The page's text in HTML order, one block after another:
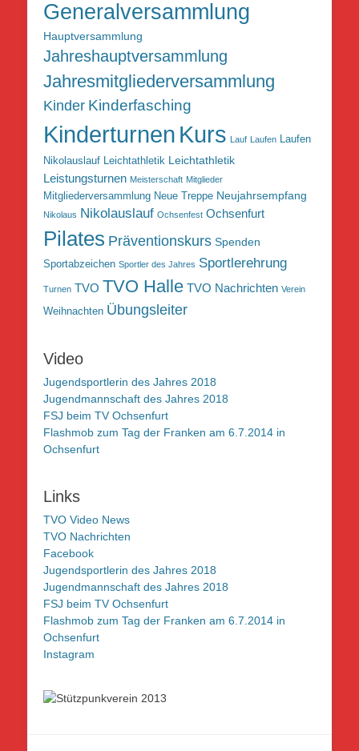
Generalversammlung
Hauptversammlung
Jahreshauptversammlung
Jahresmitgliederversammlung
Kinder Kinderfasching
Kinderturnen Kurs Lauf Laufen
Laufen
Nikolauslauf Leichtathletik Leichtathletik
Leistungsturnen Meisterschaft Mitglieder
Mitgliederversammlung Neue Treppe Neujahrsempfang
Nikolaus Nikolauslauf Ochsenfest Ochsenfurt
Pilates Präventionskurs Spenden
Sportabzeichen Sportler des Jahres Sportlerehrung
Turnen TVO TVO Halle TVO Nachrichten Verein
Weihnachten Übungsleiter
Video
Jugendsportlerin des Jahres 2018
Jugendmannschaft des Jahres 2018
FSJ beim TV Ochsenfurt
Flashmob zum Tag der Franken am 6.7.2014 in
Ochsenfurt
Links
TVO Video News
TVO Nachrichten
Facebook
Jugendsportlerin des Jahres 2018
Jugendmannschaft des Jahres 2018
FSJ beim TV Ochsenfurt
Flashmob zum Tag der Franken am 6.7.2014 in
Ochsenfurt
Instagram